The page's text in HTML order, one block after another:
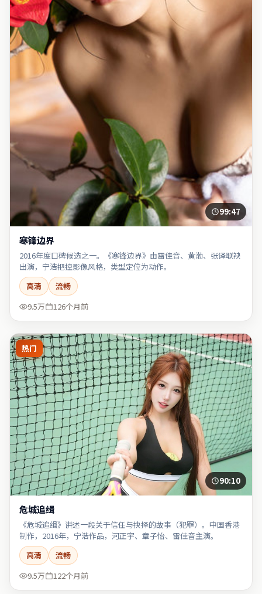
99:47
寒锋边界
2016年度口碑候选之一。《寒锋边界》由雷佳音、黄渤、张译联袂
出演，宁浩把控影像风格，类型定位为动作。
高清
流畅
9.5万
126个月前
热门
90:10
危城追缉
《危城追缉》讲述一段关于信任与抉择的故事（犯罪）。中国香港
制作，2016年，宁浩作品，河正宇、章子怡、雷佳音主演。
高清
流畅
9.5万
122个月前